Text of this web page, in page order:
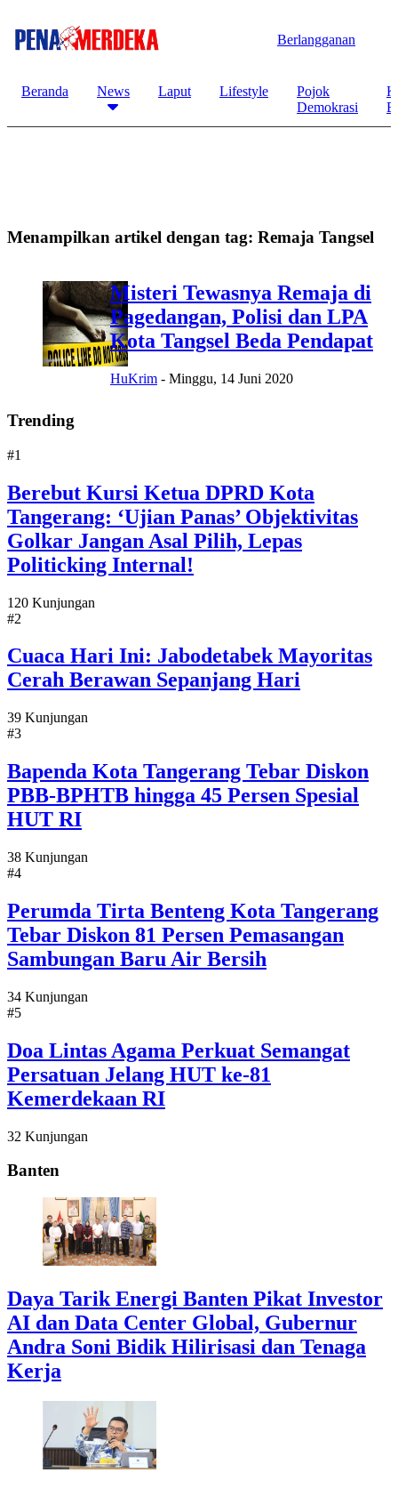
Berlangganan
Beranda News Laput Lifestyle
Pojok
Demokrasi
Menampilkan artikel dengan tag: Remaja Tangsel
Misteri Tewasnya Remaja di
Pagedangan, Polisi dan LPA
Kota Tangsel Beda Pendapat
HuKrim - Minggu, 14 Juni 2020
Trending
#1
Berebut Kursi Ketua DPRD Kota
Tangerang: ‘Ujian Panas’ Objektivitas
Golkar Jangan Asal Pilih, Lepas
Politicking Internal!
120 Kunjungan
#2
Cuaca Hari Ini: Jabodetabek Mayoritas
Cerah Berawan Sepanjang Hari
39 Kunjungan
#3
Bapenda Kota Tangerang Tebar Diskon
PBB-BPHTB hingga 45 Persen Spesial
HUT RI
38 Kunjungan
#4
Perumda Tirta Benteng Kota Tangerang
Tebar Diskon 81 Persen Pemasangan
Sambungan Baru Air Bersih
34 Kunjungan
#5
Doa Lintas Agama Perkuat Semangat
Persatuan Jelang HUT ke-81
Kemerdekaan RI
32 Kunjungan
Banten
Daya Tarik Energi Banten Pikat Investor
AI dan Data Center Global, Gubernur
Andra Soni Bidik Hilirisasi dan Tenaga
Kerja